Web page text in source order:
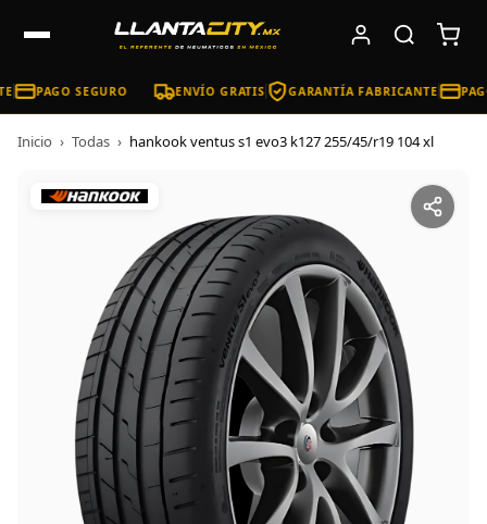
PAGO SEGURO ENVÍO GRATIS GARANTÍA FABRICANTE
Inicio › Todas › hankook ventus s1 evo3 k127 255/45/r19 104 xl